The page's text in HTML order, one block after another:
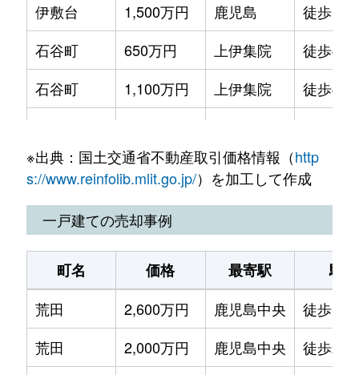
鴨池新町
1,000万円 南鹿児島 徒歩25分
鴨池新町
870万円 南鹿児島 徒歩18分
鴨池新町
1,000万円 南鹿児島 徒歩18分
鴨池新町
1,500万円 南鹿児島 徒歩25分
鴨池新町
1,500万円
鴨池新町
1,100万円 南鹿児島 徒歩24分
鴨池新町
1,200万円 南鹿児島 徒歩23分
鴨池新町
1,400万円 南鹿児島 徒歩28分
甲突町
2,700万円 鹿児島中央 徒歩25分
伊敷台
1,500万円 鹿児島
徒歩1時
石谷町
650万円 上伊集院
徒歩45
石谷町
1,100万円 上伊集院
徒歩45
犬迫町
23万円 鹿児島中央
徒歩2時
犬迫町
670万円 鹿児島中央
徒歩2時
魚見町
1,400万円 谷山(ＪＲ)
徒歩29
魚見町
1,400万円 谷山(ＪＲ)
徒歩29
魚見町
1,400万円 谷山(ＪＲ) 徒歩45
※出典：国土交通省不動産取引価格情報（http
s://www.reinfolib.mlit.go.jp/）を加工して作成
一戸建ての売却事例
町名 価格 最寄駅
駅
荒田
2,600万円 鹿児島中央
徒歩16
荒田
2,000万円 鹿児島中央
徒歩21